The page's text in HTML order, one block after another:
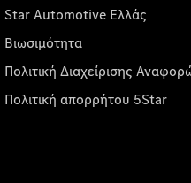
Star Automotive Ελλάς
Βιωσιμότητα
Πολιτική Διαχείρισης
Πολιτική απορρήτου 5Star